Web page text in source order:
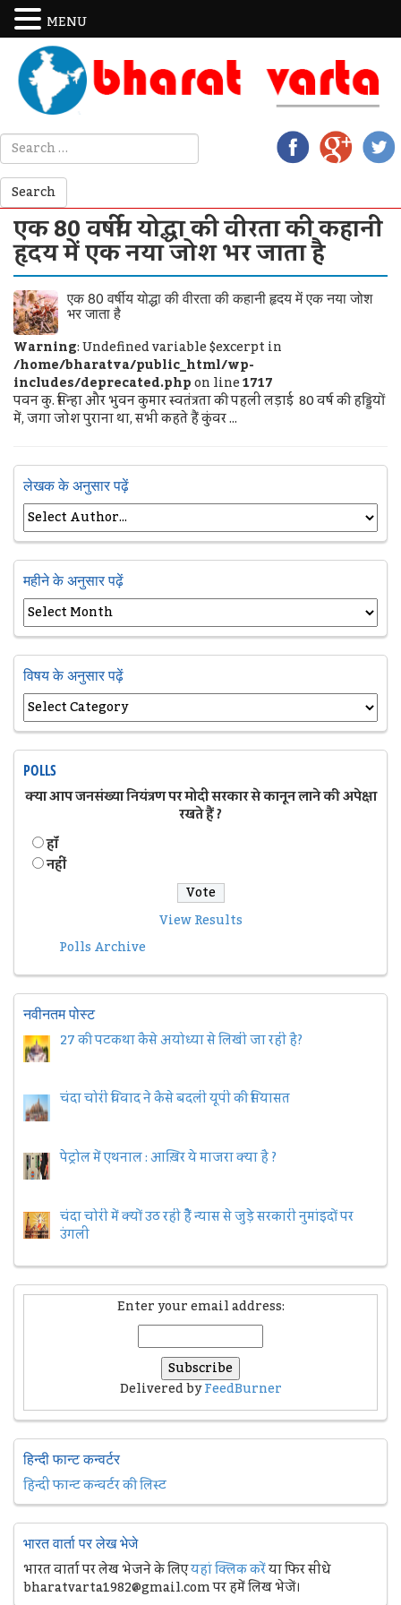
एक 80 वर्षीय योद्धा की वीरता की कहानी
हृदय में एक नया जोश भर जाता है
एक 80 वर्षीय योद्धा की वीरता की कहानी हृदय में एक नया जोश
भर जाता है
Warning: Undefined variable $excerpt in
/home/bharatva/public_html/wp-
includes/deprecated.phpon line1717
पवन कु. सिन्हा और भुवन कुमार स्वतंत्रता की पहली लड़ाई 80 वर्ष की हड्डियों
में, जगा जोश पुराना था, सभी कहते हैं कुंवर ...
लेखक के अनुसार पढ़ें
महीने के अनुसार पढ़ें
विषय के अनुसार पढ़ें
POLLS
क्या आप जनसंख्या नियंत्रण पर मोदी सरकार से कानून लाने की अपेक्षा
रखते हैं ?
हॉं
नहीं
View Results
Polls Archive
नवीनतम पोस्ट
27 की पटकथा कैसे अयोध्या से लिखी जा रही है?
चंदा चोरी विवाद ने कैसे बदली यूपी की सियासत
पेट्रोल में एथनाल : आख़िर ये माजरा क्या है ?
चंदा चोरी में क्यों उठ रही हैैं न्यास से जुड़े सरकारी नुमांइदों पर
उंगली
Enter your email address:
Delivered byFeedBurner
हिन्दी फान्ट कन्वर्टर
हिन्दी फान्ट कन्वर्टर की लिस्ट
भारत वार्ता पर लेख भेजे
भारत वार्ता पर लेख भेजने के लिएयहां क्लिक करेंया फिर सीधे
bharatvarta1982@gmail.com पर हमें लिख भेजें।
MENU